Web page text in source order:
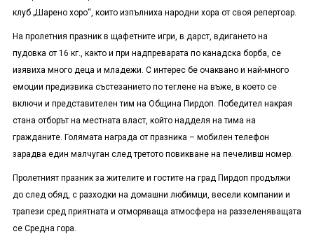
клуб „Шарено хоро“, които изпълниха народни хора от своя репертоар.
На пролетния празник в щафетните игри, в дарст, вдигането на
пудовка от 16 кг., както и при надпреварата по канадска борба, се
изявиха много деца и младежи. С интерес бе очаквано и най-много
емоции предизвика състезанието по теглене на въже, в което се
включи и представителен тим на Община Пирдоп. Победител накрая
стана отборът на местната власт, който надделя на тима на
гражданите. Голямата награда от празника – мобилен телефон
зарадва един малчуган след третото повикване на печеливш номер.
Пролетният празник за жителите и гостите на град Пирдоп продължи
до след обяд, с разходки на домашни любимци, весели компании и
трапези сред приятната и отморяваща атмосфера на раззеленяващата
се Средна гора.